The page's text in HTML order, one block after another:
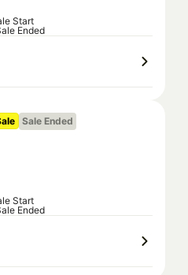
Start
Ended
Sale Ended
Start
Ended